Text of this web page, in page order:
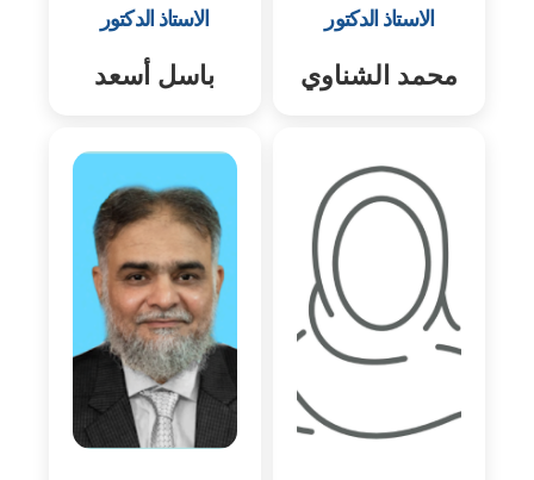
الاستاذ الدكتور
محمد الشناوي
الاستاذ الدكتور
باسل أسعد